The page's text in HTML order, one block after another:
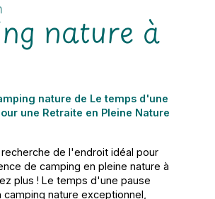
nature à
nature de Le temps d'une
une Retraite en Pleine Nature
de l'endroit idéal pour
de camping en pleine nature à
plus ! Le temps d'une pause
nature exceptionnel,